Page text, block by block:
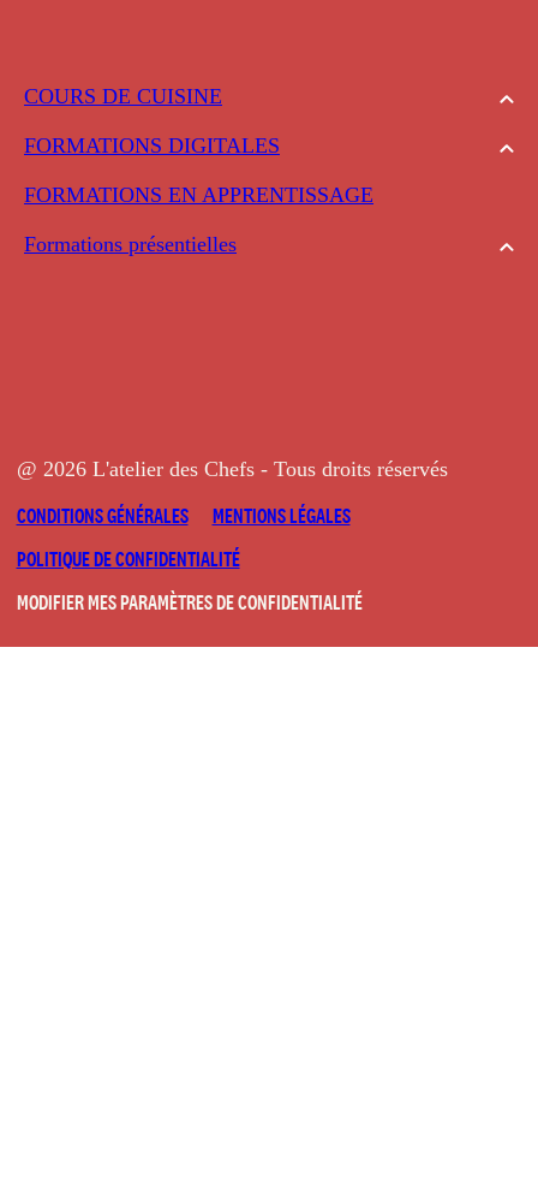
COURS DE CUISINE
FORMATIONS DIGITALES
FORMATIONS EN APPRENTISSAGE
Formations présentielles
@ 2026 L'atelier des Chefs - Tous droits réservés
CONDITIONS GÉNÉRALES
MENTIONS LÉGALES
POLITIQUE DE CONFIDENTIALITÉ
MODIFIER MES PARAMÈTRES DE CONFIDENTIALITÉ